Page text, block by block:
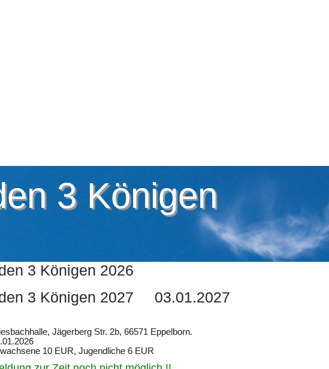
3 Königen
3 Königen 2026
3 Königen 2027 03.01.2027
Jägerberg Str. 2b, 66571 Eppelborn.
10 EUR, Jugendliche 6 EUR